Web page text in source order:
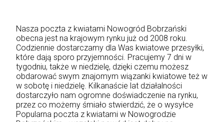
Nasza poczta z kwiatami Nowogród Bobrzański
obecna jest na krajowym rynku już od 2008 roku.
Codziennie dostarczamy dla Was kwiatowe przesyłki,
które dają sporo przyjemności. Pracujemy 7 dni w
tygodniu, także w niedzielę, dzięki czemu możesz
obdarować swym znajomym wiązanki kwiatowe też w
w sobotę i niedzielę. Kilkanaście lat działalności
dostarczyło nam ogromne doświadczenie na rynku,
przez co możemy śmiało stwierdzić, że o wysyłce
Popularna poczta z kwiatami w Nowogrodzie